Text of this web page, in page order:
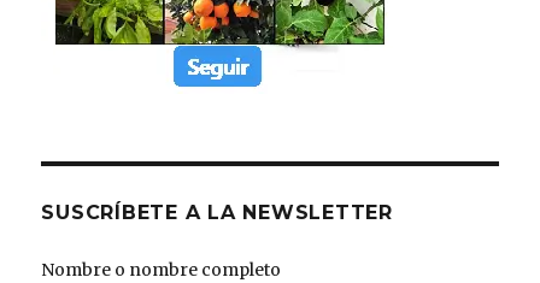
SUSCRÍBETE A LA NEWSLETTER
Nombre o nombre completo